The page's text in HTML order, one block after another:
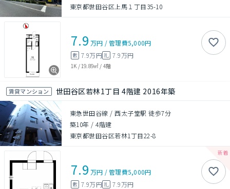
東京都世田谷区上馬１丁目35-10
7.9 万円 /管理費5,000円
敷 7.9万円礼 7.9万円
1K / 19.89㎡ / 4階
賃貸マンション 世田谷区若林1丁目 4階建 2016年築
東急世田谷線 / 西太子堂駅 徒歩7分
築10年 /4階建
東京都世田谷区若林1丁目22-8
7.9 万円 /管理費5,000円
敷 7.9万円礼 7.9万円